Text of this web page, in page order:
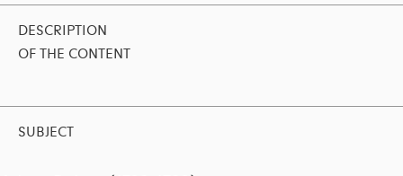
DESCRIPTION
OF THE CONTENT
SUBJECT